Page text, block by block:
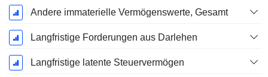
Andere immaterielle Vermögenswerte, Gesamt
Langfristige Forderungen aus Darlehen
Langfristige latente Steuervermögen